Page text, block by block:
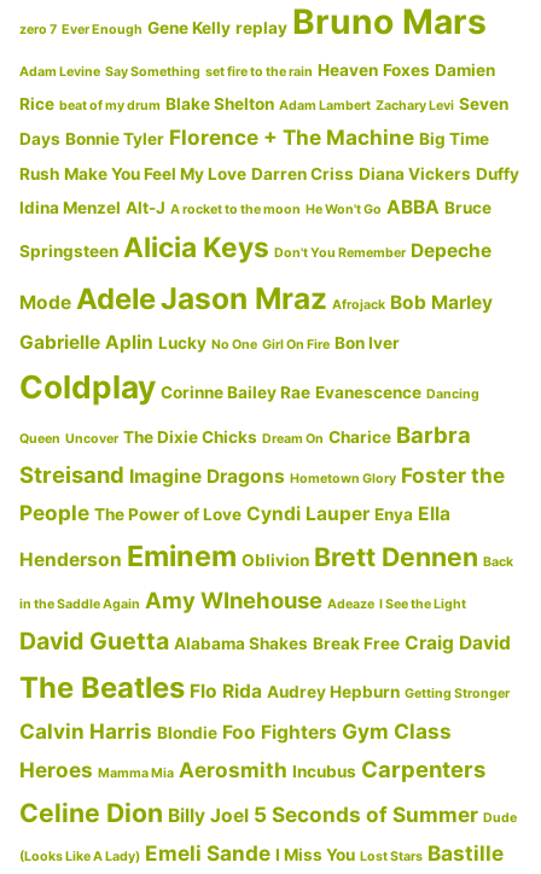
子
バ
ー
ジ
ョ
ン
【歌
詞
翻
意
味
解
説】”
zero 7 Ever Enough Gene Kelly replay Bruno Mars
Adam Levine Say Something set fire to the rain Heaven Foxes Damien
Rice beat of my drum Blake Shelton Adam Lambert Zachary Levi Seven
Days Bonnie Tyler Florence + The Machine Big Time
Rush Make You Feel My Love Darren Criss Diana Vickers Duffy
Idina Menzel Alt-J A rocket to the moon He Won't Go ABBA Bruce
Springsteen Alicia Keys Don't You Remember Depeche
Mode AdeleJason Mraz Afrojack Bob Marley
Gabrielle Aplin Lucky No One Girl On Fire Bon Iver
Coldplay Corinne Bailey Rae Evanescence Dancing
Queen Uncover The Dixie Chicks Dream On Charice Barbra
Streisand Imagine Dragons Hometown Glory Foster the
People The Power of Love Cyndi Lauper Enya Ella
Henderson Eminem Oblivion Brett Dennen Back
in the Saddle Again Amy WInehouse Adeaze I See the Light
David Guetta Alabama Shakes Break Free Craig David
The Beatles Flo Rida Audrey Hepburn Getting Stronger
Calvin Harris Blondie Foo Fighters Gym Class
Heroes Mamma Mia Aerosmith Incubus Carpenters
Celine Dion Billy Joel 5 Seconds of Summer Dude
(Looks Like A Lady) Emeli Sande I Miss You Lost Stars Bastille